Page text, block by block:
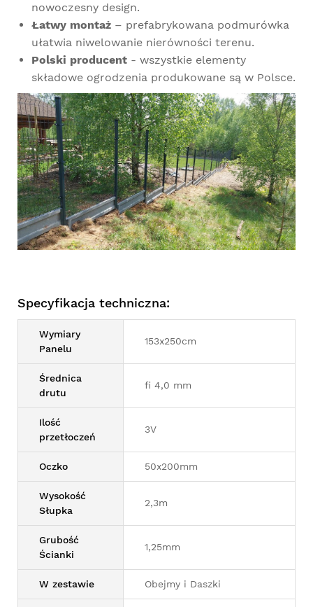
nowoczesny design.
Łatwy montaż – prefabrykowana podmurówka
ułatwia niwelowanie nierówności terenu.
Polski producent - wszystkie elementy
składowe ogrodzenia produkowane są w Polsce.
Specyfikacja techniczna:
Wymiary
Panelu
153x250cm
Średnica
drutu
fi 4,0 mm
Ilość
przetłoczeń
3V
Oczko 50x200mm
Wysokość
Słupka
2,3m
Grubość
Ścianki
1,25mm
W zestawie Obejmy i Daszki